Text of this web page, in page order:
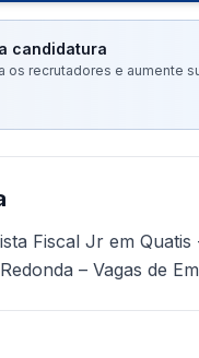
candidatura
os recrutadores e aumente
Fiscal Jr em Quatis
– Vagas de